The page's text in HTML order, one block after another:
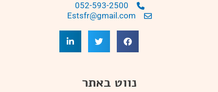
052-593-2500
Estsfr@gmail.com
נווט באתר